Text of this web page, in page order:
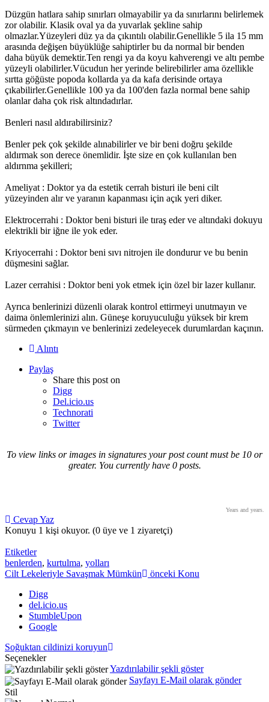
Düzgün hatlara sahip sınırları olmayabilir ya da sınırlarını belirlemek
zor olabilir. Klasik oval ya da yuvarlak şekline sahip
olmazlar.Yüzeyleri düz ya da çıkıntılı olabilir.Genellikle 5 ila 15 mm
arasında değişen büyüklüğe sahiptirler bu da normal bir benden
daha büyük demektir.Ten rengi ya da koyu kahverengi ve altı pembe
yüzeyli olabilirler.Vücudun her yerinde belirebilirler ama özellikle
sırtta göğüste popoda kollarda ya da kafa derisinde ortaya
çıkabilirler.Genellikle 100 ya da 100'den fazla normal bene sahip
olanlar daha çok risk altındadırlar.
Benleri nasıl aldırabilirsiniz?
Benler pek çok şekilde alınabilirler ve bir beni doğru şekilde
aldırmak son derece önemlidir. İşte size en çok kullanılan ben
aldırnma şekilleri;
Ameliyat : Doktor ya da estetik cerrah bisturi ile beni cilt
yüzeyinden alır ve yaranın kapanması için açık yeri diker.
Elektrocerrahi : Doktor beni bisturi ile tıraş eder ve altındaki dokuyu
elektrikli bir iğne ile yok eder.
Kriyocerrahi : Doktor beni sıvı nitrojen ile dondurur ve bu benin
düşmesini sağlar.
Lazer cerrahisi : Doktor beni yok etmek için özel bir lazer kullanır.
Ayrıca benlerinizi düzenli olarak kontrol ettirmeyi unutmayın ve
daima önlemlerinizi alın. Güneşe koruyuculuğu yüksek bir krem
sürmeden çıkmayın ve benlerinizi zedeleyecek durumlardan kaçının.
Alıntı
Paylaş
Share this post on
Digg
Del.icio.us
Technorati
Twitter
To view links or images in signatures your post count must be 10 or
greater. You currently have 0 posts.
Years and years.
Cevap Yaz
Konuyu 1 kişi okuyor. (0 üye ve 1 ziyaretçi)
Etiketler
benlerden, kurtulma, yolları
Cilt Lekeleriyle Savaşmak Mümkün
önceki Konu
Digg
del.icio.us
StumbleUpon
Google
Soğuktan cildinizi koruyun
Seçenekler
Yazdırılabilir şekli göster
Sayfayı E-Mail olarak gönder
Stil